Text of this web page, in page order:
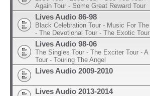
Again Tour - Some Great Reward Tour
Lives Audio 86-98
Black Celebration Tour - Music For
- The Devotional Tour - The Exotic
Lives Audio 98-06
The Singles Tour - The Exciter Tour -
Tour - Touring The Angel
Lives Audio 2009-2010
Lives Audio 2013-2014